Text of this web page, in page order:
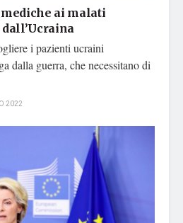
ai malati
i pazienti ucraini
dalla guerra, che necessitano di
2022